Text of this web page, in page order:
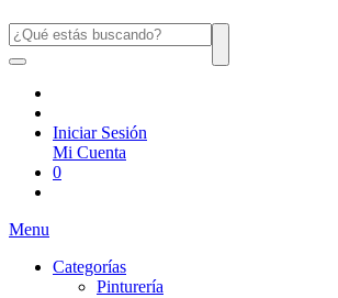
Búsqueda
de
productos
Iniciar Sesión
Mi Cuenta
0
Menu
Categorías
Pinturería